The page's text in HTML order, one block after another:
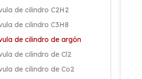
de cilindro C2H2
de cilindro C3H8
de cilindro de argón
de cilindro de Cl2
de cilindro de Co2